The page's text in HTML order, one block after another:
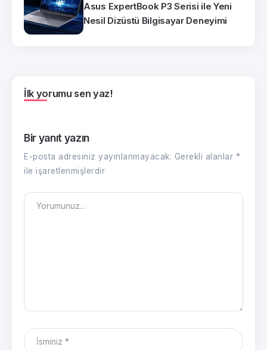
Asus ExpertBook P3 Serisi ile Yeni
Nesil Dizüstü Bilgisayar Deneyimi
İlk yorumu sen yaz!
Bir yanıt yazın
E-posta adresiniz yayınlanmayacak. Gerekli alanlar *
ile işaretlenmişlerdir